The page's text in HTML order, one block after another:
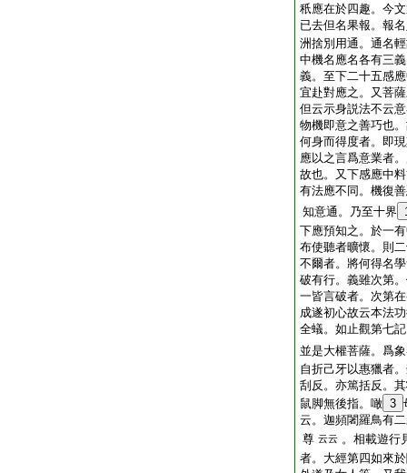
秖應在於四趣。今
已去但名果報。報
洲捨別用通。通名
中機名應名各有三
義。至下二十五感
宜赴對應之。又菩
但云示身説法不云
物機即意之善巧也
何身而得度者。即
應以之言爲意業者
故也。又下感應中
有法應不同。機復
知意通。乃至十界
下應預知之。於一
布使聽者曠懷。則
不爾者。將何得名
破有行。義雖次第
一皆言破者。次第
成遂初心故云本法
全蟻。如止觀第七
並是大權菩薩。爲
自折己牙以惠獵者
刮反。亦篤括反。
鼠脚無後指。噉 3
云。迦頻闍羅鳥有
尊 云云 。相載遊行
者。大經第四如來